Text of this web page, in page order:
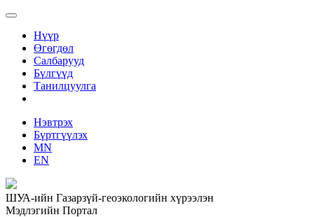
Нүүр
Өгөгдөл
Салбарууд
Бүлгүүд
Танилцуулга
Нэвтрэх
Бүртгүүлэх
MN
EN
ШУА-ийн Газарзүй-геоэкологийн хүрээлэн
Мэдлэгийн Портал